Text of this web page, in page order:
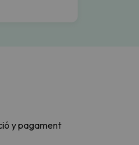
y pagament